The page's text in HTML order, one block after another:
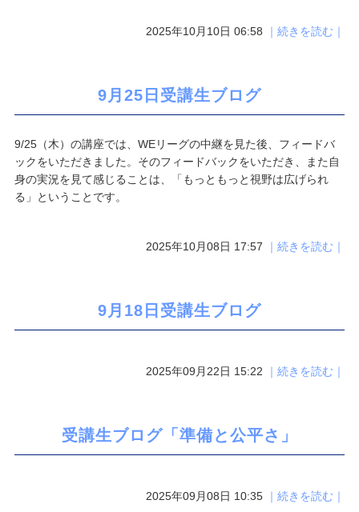
2025年10月10日 06:58 ｜続きを読む｜
9月25日受講生ブログ
9/25（木）の講座では、WEリーグの中継を見た後、フィードバ
ックをいただきました。そのフィードバックをいただき、また自
身の実況を見て感じることは、「もっともっと視野は広げられ
る」ということです。
2025年10月08日 17:57 ｜続きを読む｜
9月18日受講生ブログ
2025年09月22日 15:22 ｜続きを読む｜
受講生ブログ「準備と公平さ」
2025年09月08日 10:35 ｜続きを読む｜